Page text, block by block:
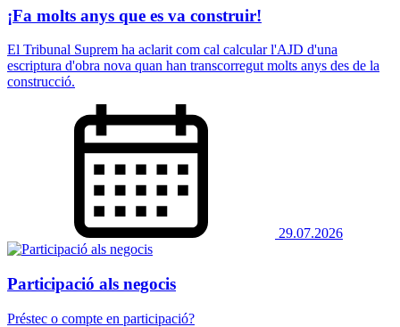
¡Fa molts anys que es va construir!
El Tribunal Suprem ha aclarit com cal calcular l'AJD d'una
escriptura d'obra nova quan han transcorregut molts anys des de la
construcció.
29.07.2026
Participació als negocis
Préstec o compte en participació?